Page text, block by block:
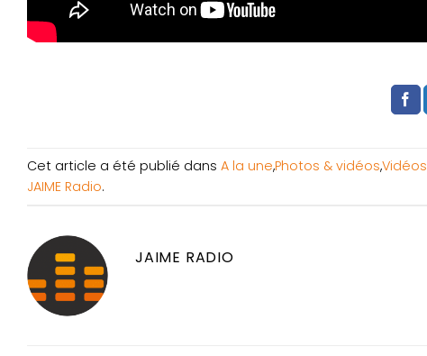
Cet article a été publié dans A la une,Photos & vidéos,Vidéos
JAIME Radio.
JAIME RADIO